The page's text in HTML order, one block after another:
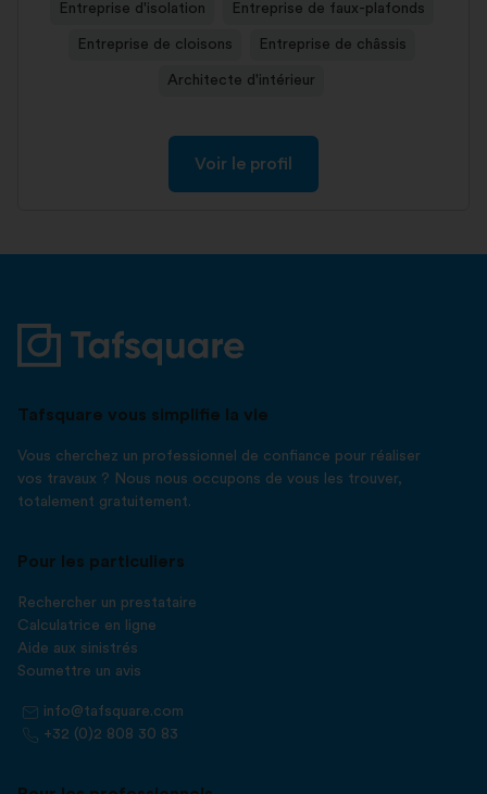
Entreprise d'isolation Entreprise de faux-plafonds
Entreprise de cloisons Entreprise de châssis
Architecte d'intérieur
Voir le profil
Tafsquare vous simplifie la vie
Vous cherchez un professionnel de confiance pour réaliser
vos travaux ? Nous nous occupons de vous les trouver,
totalement gratuitement.
Pour les particuliers
Rechercher un prestataire
Calculatrice en ligne
Aide aux sinistrés
Soumettre un avis
info@tafsquare.com
+32 (0)2 808 30 83